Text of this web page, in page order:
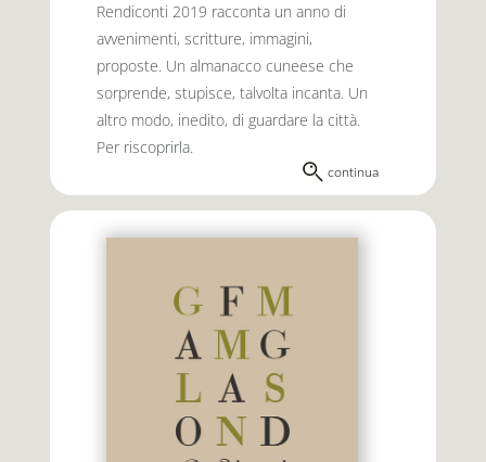
Rendiconti 2019 racconta un anno di
avvenimenti, scritture, immagini,
proposte. Un almanacco cuneese che
sorprende, stupisce, talvolta incanta. Un
altro modo, inedito, di guardare la città.
Per riscoprirla.
continua